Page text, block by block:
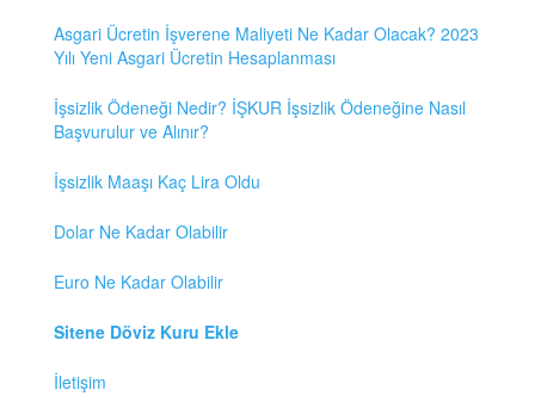
Asgari Ücretin İşverene Maliyeti Ne Kadar Olacak? 2023
Yılı Yeni Asgari Ücretin Hesaplanması
İşsizlik Ödeneği Nedir? İŞKUR İşsizlik Ödeneğine Nasıl
Başvurulur ve Alınır?
İşsizlik Maaşı Kaç Lira Oldu
Dolar Ne Kadar Olabilir
Euro Ne Kadar Olabilir
Sitene Döviz Kuru Ekle
İletişim